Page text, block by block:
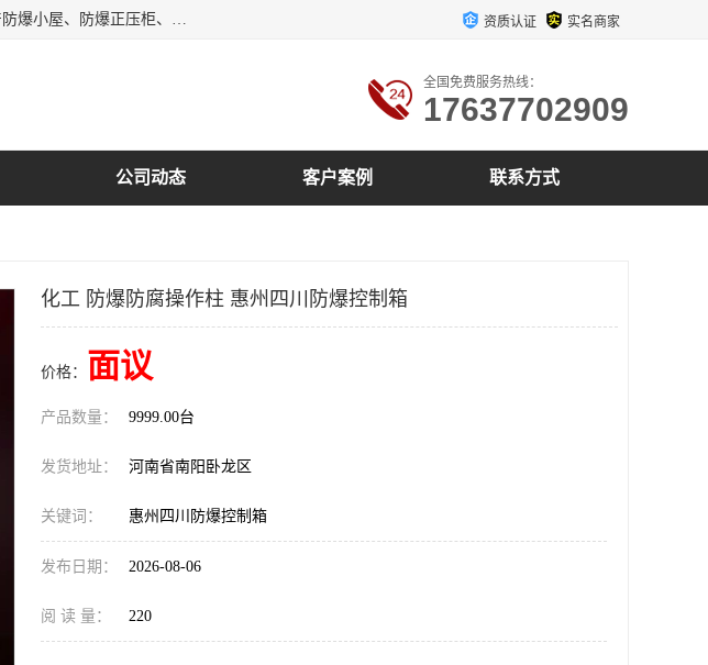
南阳首安防爆电气有限公司是一家集开发、生产、销售、安装、服务为一体的专业防爆公司，主要生产防爆小屋、防爆正压柜、防爆空调、防爆控制箱、防爆配电箱（柜），防爆正压系列，防爆灯具，防爆风机，防爆管件，粉尘防爆，防腐防尘防水等百余系列上千种防爆产品。 资质认证 实名商家
全国免费服务热线：
17637702909
公司动态 客户案例 联系方式
化工 防爆防腐操作柱 惠州四川防爆控制箱
价格： 面议
产品数量： 9999.00台
发货地址： 河南省南阳卧龙区
关键词： 惠州四川防爆控制箱
发布日期： 2026-08-06
阅 读 量： 220